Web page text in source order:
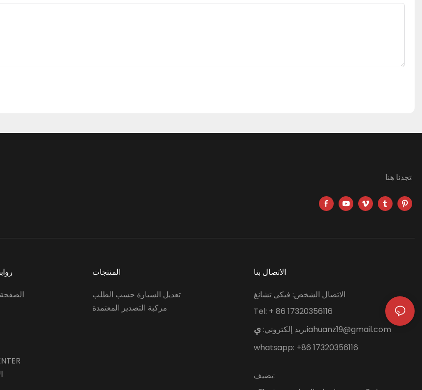
تجدنا هنا:
المنتجات
تعديل السيارة حسب الطلب
مركبة التصدير المعتمدة
الاتصال بنا
الاتصال الشخص: فيكي تشانغ
Tel: + 86 17320356116
بريد إلكتروني:ي
iahuanz19@gmail.com
whatsapp: +86 17320356116
يضيف: